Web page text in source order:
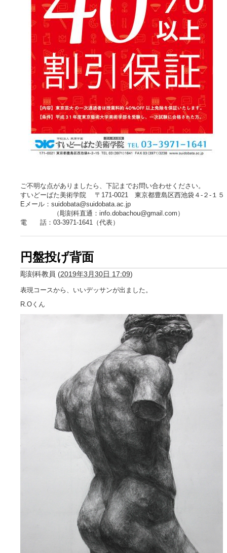
ご不明な点がありましたら、下記までお問い合わせください。
すいどーばた美術学院 〒171-0021 東京都豊島区西池袋４-２-１５
Eメール：suidobata@suidobata.ac.jp
（彫刻科直通：info.dobachou@gmail.com）
電 話：03-3971-1641（代表）
円盤投げ背面
彫刻科教員 (2019年3月30日 17:09)
表現コースから、いいデッサンが出ました。
R.Oくん